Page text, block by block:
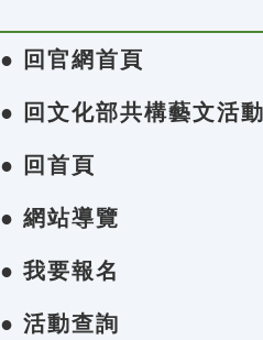
● 回官網首頁
● 回文化部共構藝文活
● 回首頁
● 網站導覽
● 我要報名
● 活動查詢